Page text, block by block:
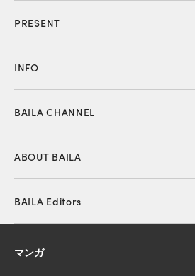
PRESENT
INFO
BAILA CHANNEL
ABOUT BAILA
BAILA Editors
マンガ